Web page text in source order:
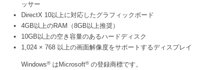
ッサー
DirectX 10以上に対応したグラフィックボード
4GB以上のRAM（8GB以上推奨）
10GB以上の空き容量のあるハードディスク
1,024 × 768 以上の画面解像度をサポートするディスプレイ
Windows®はMicrosoft®の登録商標です。